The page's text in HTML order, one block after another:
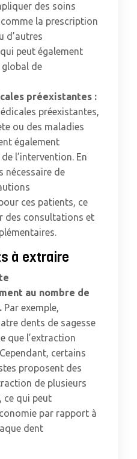
des soins
la prescription
d’autres
peut également
de
préexistantes :
préexistantes,
ou des maladies
également
l’intervention. En
nécessaire de
ces patients, ce
des consultations et
à extraire
au nombre de
Par exemple,
dents de sagesse
que l’extraction
certains
proposent des
de plusieurs
ce qui peut
par rapport à
dent